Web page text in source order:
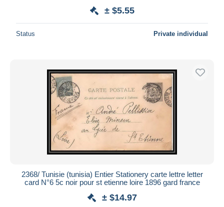
± $5.55
Status Private individual
2368/ Tunisie (tunisia) Entier Stationery carte lettre letter
card N°6 5c noir pour st etienne loire 1896 gard france
± $14.97